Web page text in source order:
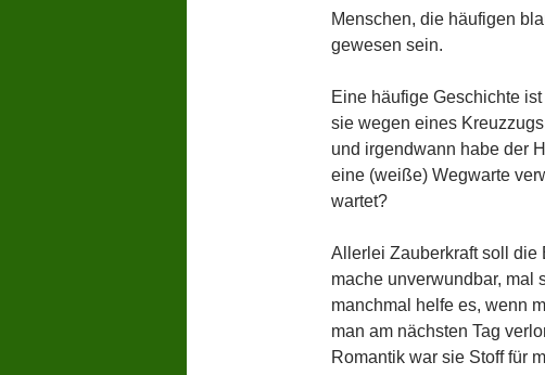
Menschen, die häufigen
gewesen sein.
Eine häufige Geschichte
sie wegen eines
und irgendwann habe der
eine (weiße) Wegwarte
wartet?
Allerlei Zauberkraft soll die
mache unverwundbar, mal
manchmal helfe es, wenn
man am nächsten Tag
Romantik war sie Stoff für